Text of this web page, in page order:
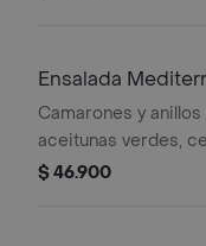
Ensalada
Camarones y
aceitunas verdes,
tomates san
$ 46.900